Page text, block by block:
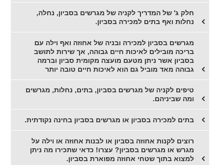
חלק ג' של המדריך לקניה של מגרשים בסביון, נחלה,
נחלות ואף בתים למכירה בסביון.
מגרשים בסביון למכירה ובניה של אחוזה ואף וילה עם
בריכה מובילים לאיכות חיים גבוהה, אך שירות לתושב
בסביון אשר ניתן מטעם מועצה מקומית סביון וברמה
גבוהה מאד מוביל גם הוא לאיכות חיים טובה יותר
טיפים לקניה של מגרשים בסביון, בתים, נחלות, מגרשים
ומה שביניהם.
בתים למכירה בסביון או מגרשים בסביון בחינה נקודתית.
רוצים לקנות אחוזה בסביון או לבנות אחוזה או וילה על
מגרש או מגרשים בסביון? עצרו! כדאי שתכירו מה ניתן
למצוא בתוך שטחי אחוזה מפוארת בסביון.